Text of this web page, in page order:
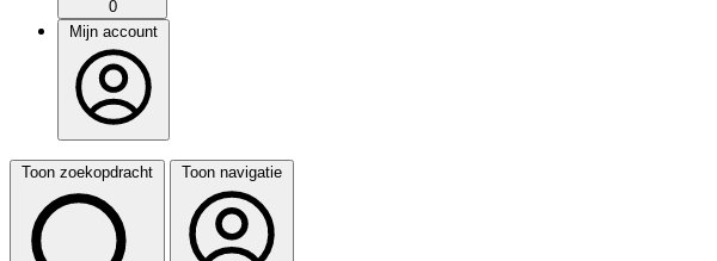
0
Mijn account
Toon zoekopdracht Toon navigatie